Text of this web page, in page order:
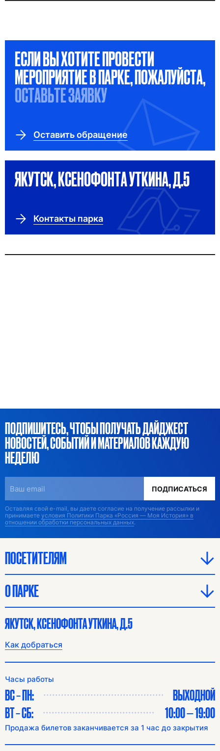
ЕСЛИ ВЫ ХОТИТЕ ПРОВЕСТИ
МЕРОПРИЯТИЕ В ПАРКЕ, ПОЖАЛУЙСТА,
ОСТАВЬТЕ ЗАЯВКУ
Оставить обращение
ЯКУТСК, КСЕНОФОНТА УТКИНА, Д.5
Контакты парка
ПОДПИШИТЕСЬ, ЧТОБЫ ПОЛУЧАТЬ ДАЙДЖЕСТ
НОВОСТЕЙ, СОБЫТИЙ И МАТЕРИАЛОВ КАЖДУЮ
НЕДЕЛЮ
ПОДПИСАТЬСЯ
Оставляя свой e-mail, вы даете согласие на получение рассылки и
принимаете условия Политики Парка «Россия — Моя История» в
отношении обработки персональных данных.
ПОСЕТИТЕЛЯМ
О ПАРКЕ
ЯКУТСК, КСЕНОФОНТА УТКИНА, Д.5
Как добраться
Часы работы
ВС – ПН:
ВЫХОДНОЙ
ВТ – СБ:
10:00 — 19:00
Продажа билетов заканчивается за 1 час до закрытия